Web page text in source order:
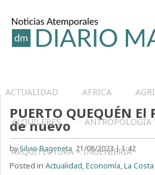
ACTUALIDAD AFRICA
ALQUILERES ANTROPOLOGÍA
ARQUITECTURA – INGENIERIA
PUERTO QUEQUÉN
de nuevo
bySilvio Bageneta 21/08/2023 | 1:42
Posted inActualidad,Economía,La